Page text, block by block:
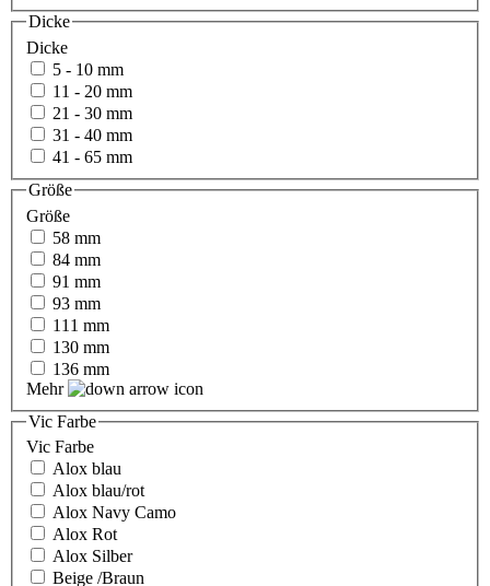
Dicke
Dicke
5 - 10 mm
11 - 20 mm
21 - 30 mm
31 - 40 mm
41 - 65 mm
Größe
Größe
58 mm
84 mm
91 mm
93 mm
111 mm
130 mm
136 mm
Mehr
Vic Farbe
Vic Farbe
Alox blau
Alox blau/rot
Alox Navy Camo
Alox Rot
Alox Silber
Beige /Braun